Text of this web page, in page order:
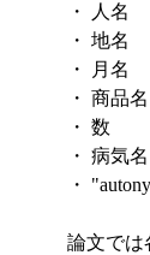
・ 人名
・ 地名
・ 月名
・ 商品名
・ 数
・ 病気名
・
論文では